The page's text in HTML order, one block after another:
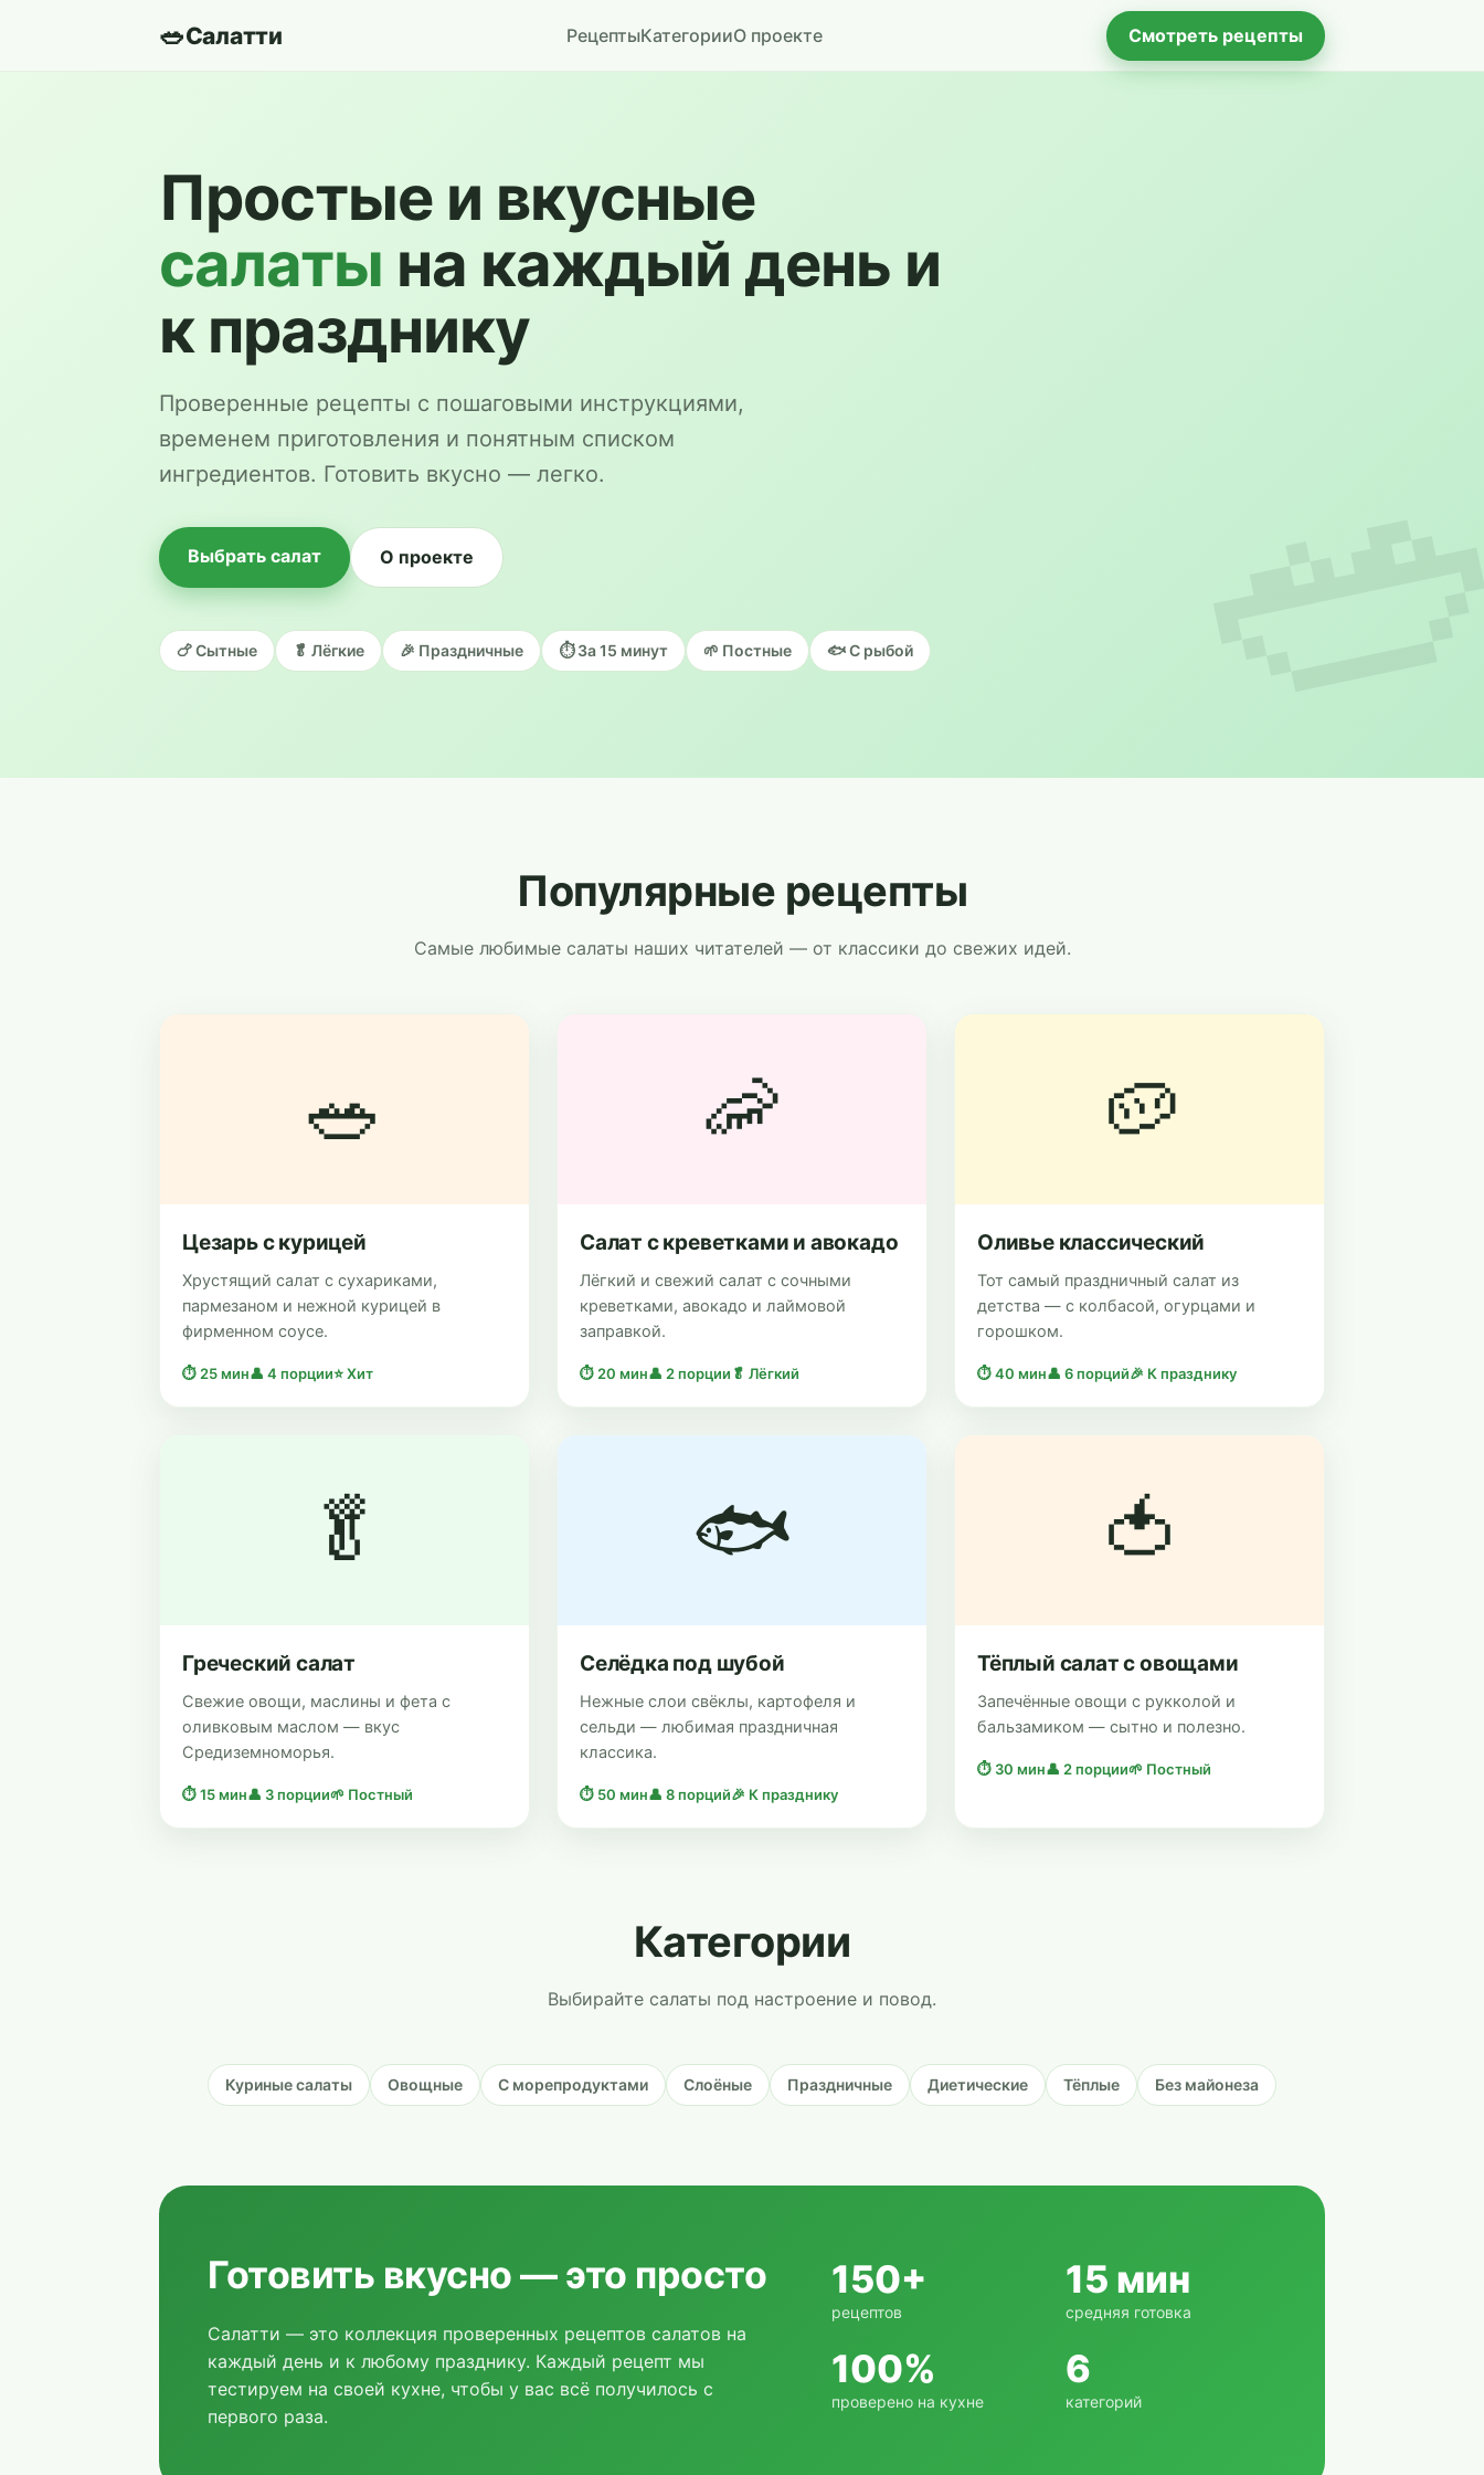
🥗Салатти РецептыКатегорииО проекте Смотреть рецепты
Простые и вкусные
салаты на каждый день и
к празднику
Проверенные рецепты с пошаговыми инструкциями,
временем приготовления и понятным списком
ингредиентов. Готовить вкусно — легко.
Выбрать салат О проекте
🍗 Сытные 🥬 Лёгкие 🎉 Праздничные ⏱ За 15 минут 🌱 Постные 🐟 С рыбой
Популярные рецепты
Самые любимые салаты наших читателей — от классики до свежих идей.
🥗
Цезарь с курицей
Хрустящий салат с сухариками,
пармезаном и нежной курицей в
фирменном соусе.
⏱ 25 мин👤 4 порции⭐ Хит
🦐
Салат с креветками и авокадо
Лёгкий и свежий салат с сочными
креветками, авокадо и лаймовой
заправкой.
⏱ 20 мин👤 2 порции 🥬 Лёгкий
🥔
Оливье классический
Тот самый праздничный салат из
детства — с колбасой, огурцами и
горошком.
⏱ 40 мин👤 6 порций🎉 К празднику
🥬
Греческий салат
Свежие овощи, маслины и фета с
оливковым маслом — вкус
Средиземноморья.
⏱ 15 мин👤 3 порции🌱 Постный
🐟
Селёдка под шубой
Нежные слои свёклы, картофеля и
сельди — любимая праздничная
классика.
⏱ 50 мин👤 8 порций🎉 К празднику
🍅
Тёплый салат с овощами
Запечённые овощи с рукколой и
бальзамиком — сытно и полезно.
⏱ 30 мин👤 2 порции🌱 Постный
Категории
Выбирайте салаты под настроение и повод.
Куриные салаты Овощные С морепродуктами Слоёные Праздничные Диетические Тёплые Без майонеза
Готовить вкусно — это просто
Салатти — это коллекция проверенных рецептов салатов на
каждый день и к любому празднику. Каждый рецепт мы
тестируем на своей кухне, чтобы у вас всё получилось с
первого раза.
150+
рецептов
15 мин
средняя готовка
100%
проверено на кухне
6
категорий